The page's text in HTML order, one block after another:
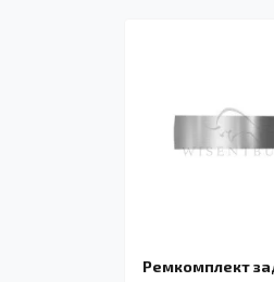
Ремкомплект